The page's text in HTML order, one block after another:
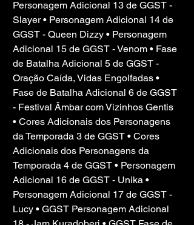
Personagem Adicional 13 de GGST -
Slayer • Personagem Adicional 14 de
GGST - Queen Dizzy • Personagem
Adicional 15 de GGST - Venom • Fase
de Batalha Adicional 5 de GGST -
Oração Caída, Vidas Engolfadas •
Fase de Batalha Adicional 6 de GGST
- Festival Âmbar com Vizinhos Gentis
• Cores Adicionais dos Personagens
da Temporada 3 de GGST • Cores
Adicionais dos Personagens da
Temporada 4 de GGST • Personagem
Adicional 16 de GGST - Unika •
Personagem Adicional 17 de GGST -
Lucy • GGST Personagem Adicional